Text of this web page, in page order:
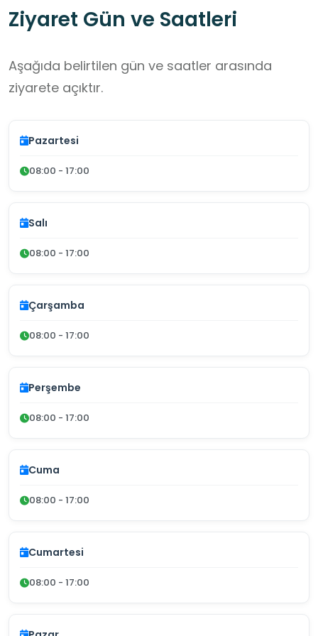
Ziyaret Gün ve Saatleri
Aşağıda belirtilen gün ve saatler arasında
ziyarete açıktır.
Pazartesi
08:00 - 17:00
Salı
08:00 - 17:00
Çarşamba
08:00 - 17:00
Perşembe
08:00 - 17:00
Cuma
08:00 - 17:00
Cumartesi
08:00 - 17:00